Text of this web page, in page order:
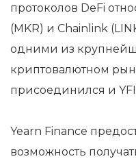
протоколов DeFi
(MKR) и Chainlink
одними из
криптовалютном
присоединился и
Yearn Finance
возможность